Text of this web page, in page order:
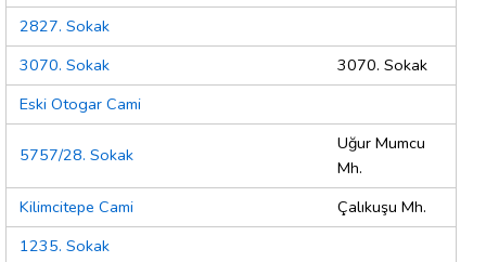
2827. Sokak
3070. Sokak
3070. Sokak
Eski Otogar Cami
5757/28. Sokak
Uğur Mumcu
Mh.
Kilimcitepe Cami
Çalıkuşu Mh.
1235. Sokak